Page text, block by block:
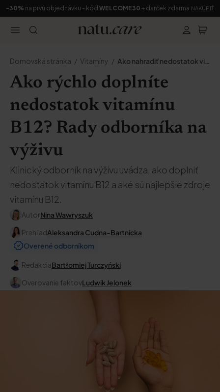
-30% na prvú objednávku - kód WELCOME30 + darček zdarma NAKÚPIŤ
Domovská stránka Vitamíny Ako nahradiť nedostatok vitamínu B12
Ako rýchlo doplníte
nedostatok vitamínu
B12? Rady odborníka na
výživu
Klinický odborník na výživu uvádza, ako doplniť
nedostatok vitamínu B12 a aké sú najlepšie zdroje
vitamínu B12.
AutorNina Wawryszuk
PrehľadAleksandra Cudna-Bartnicka
Overené odborníkom
RedakciaBartłomiej Turczyński
Overovanie faktovLudwik Jelonek